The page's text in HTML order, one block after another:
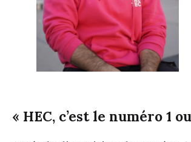
« HEC, c’est le numéro 1